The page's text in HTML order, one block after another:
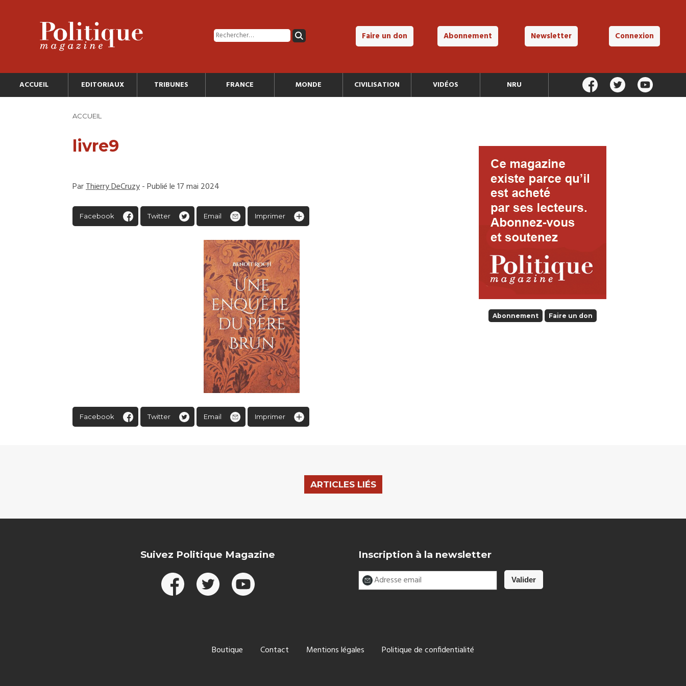
Faire un don Abonnement Newsletter Connexion
ACCUEIL EDITORIAUX TRIBUNES FRANCE MONDE CIVILISATION VIDÉOS NRU
ACCUEIL
livre9
ParThierry DeCruzy- Publié le 17 mai 2024
Facebook Twitter Email Imprimer
Facebook Twitter Email Imprimer
Abonnement Faire un don
ARTICLES LIÉS
Suivez Politique Magazine Inscription à la newsletter
Boutique Contact Mentions légales Politique de confidentialité